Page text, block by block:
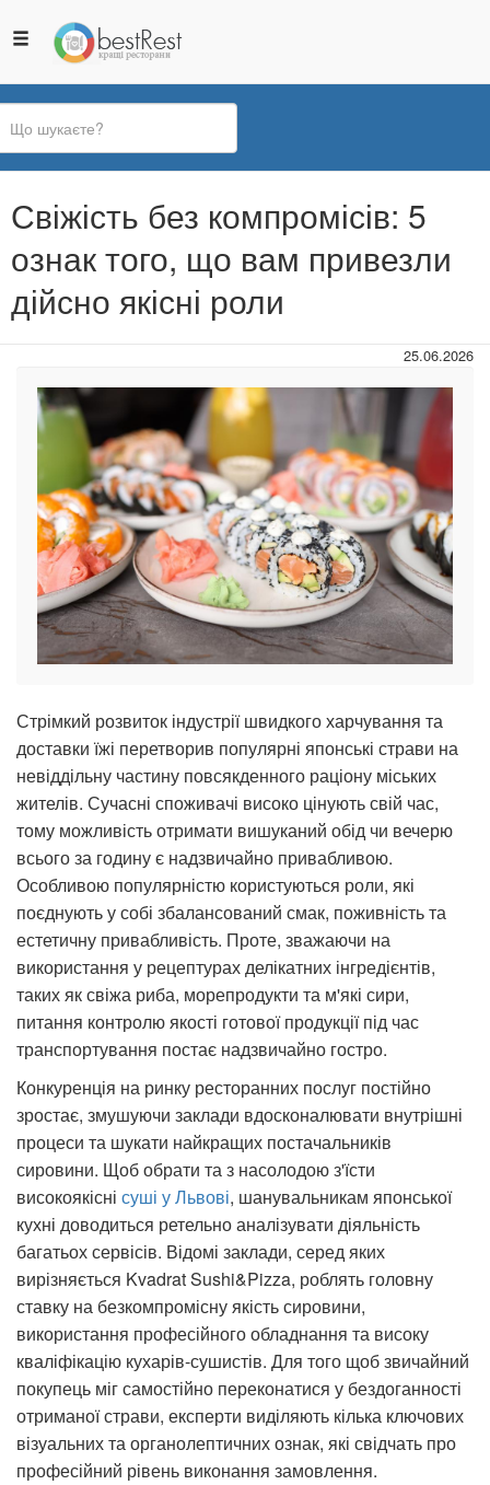
Ви
є
тут
Свіжість без компромісів: 5
ознак того, що вам привезли
дійсно якісні роли
25.06.2026
Стрімкий розвиток індустрії швидкого харчування та
доставки їжі перетворив популярні японські страви на
невіддільну частину повсякденного раціону міських
жителів. Сучасні споживачі високо цінують свій час,
тому можливість отримати вишуканий обід чи вечерю
всього за годину є надзвичайно привабливою.
Особливою популярністю користуються роли, які
поєднують у собі збалансований смак, поживність та
естетичну привабливість. Проте, зважаючи на
використання у рецептурах делікатних інгредієнтів,
таких як свіжа риба, морепродукти та м'які сири,
питання контролю якості готової продукції під час
транспортування постає надзвичайно гостро.
Конкуренція на ринку ресторанних послуг постійно
зростає, змушуючи заклади вдосконалювати внутрішні
процеси та шукати найкращих постачальників
сировини. Щоб обрати та з насолодою з'їсти
високоякісні суші у Львові, шанувальникам японської
кухні доводиться ретельно аналізувати діяльність
багатьох сервісів. Відомі заклади, серед яких
вирізняється Kvadrat Sushi&Pizza, роблять головну
ставку на безкомпромісну якість сировини,
використання професійного обладнання та високу
кваліфікацію кухарів-сушистів. Для того щоб звичайний
покупець міг самостійно переконатися у бездоганності
отриманої страви, експерти виділяють кілька ключових
візуальних та органолептичних ознак, які свідчать про
професійний рівень виконання замовлення.